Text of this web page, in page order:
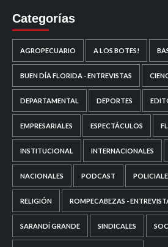
Categorías
AGROPECUARIO A LOS BOTES!
BUEN DÍA FLORIDA - ENTREVISTAS
DEPARTAMENTAL DEPORTES
EMPRESARIALES ESPECTÁCULOS
INSTITUCIONAL INTERNACIONALES
NACIONALES PODCAST
RELIGIÓN ROMPECABEZAS -
SARANDÍ GRANDE SINDICALES